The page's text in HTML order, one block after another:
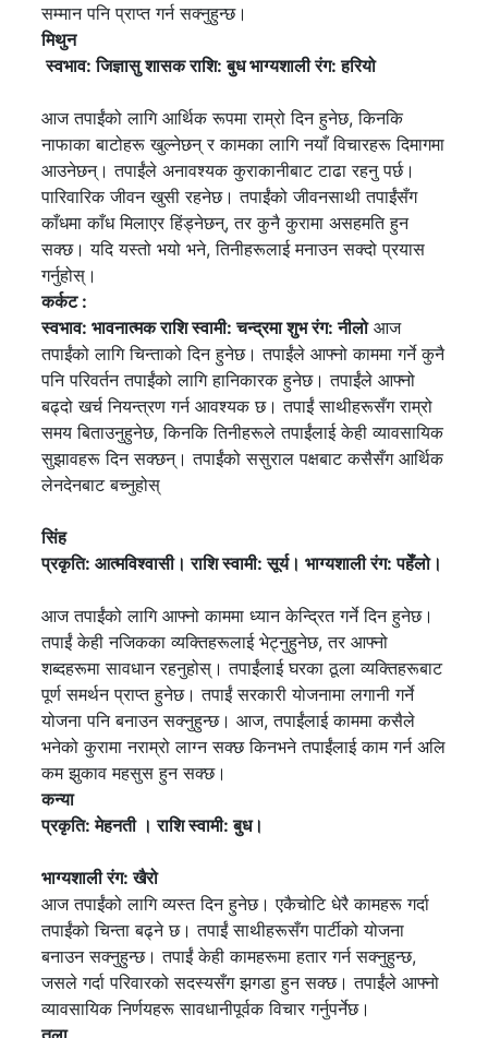
सम्मान पनि प्राप्त गर्न सक्नुहुन्छ।
मिथुन
स्वभाव: जिज्ञासु शासकराशि: बुधभाग्यशाली रंग: हरियो
आज तपाईंको लागि आर्थिक रूपमा राम्रो दिन हुनेछ, किनकि
नाफाका बाटोहरू खुल्नेछन् र कामका लागि नयाँ विचारहरू दिमागमा
आउनेछन्। तपाईंले अनावश्यक कुराकानीबाट टाढा रहनु पर्छ।
पारिवारिक जीवन खुसी रहनेछ। तपाईंको जीवनसाथी तपाईंसँग
काँधमा काँध मिलाएर हिंड्नेछन्, तर कुनै कुरामा असहमति हुन
सक्छ। यदि यस्तो भयो भने, तिनीहरूलाई मनाउन सक्दो प्रयास
गर्नुहोस्।
कर्कट :
स्वभाव: भावनात्मकराशि स्वामी: चन्द्रमाशुभ रंग: नीलोआज
तपाईंको लागि चिन्ताको दिन हुनेछ। तपाईंले आफ्नो काममा गर्ने कुनै
पनि परिवर्तन तपाईंको लागि हानिकारक हुनेछ। तपाईंले आफ्नो
बढ्दो खर्च नियन्त्रण गर्न आवश्यक छ। तपाईं साथीहरूसँग राम्रो
समय बिताउनुहुनेछ, किनकि तिनीहरूले तपाईंलाई केही व्यावसायिक
सुझावहरू दिन सक्छन्। तपाईंको ससुराल पक्षबाट कसैसँग आर्थिक
लेनदेनबाट बच्नुहोस्
सिंह
प्रकृति: आत्मविश्वासी। राशि स्वामी: सूर्य। भाग्यशाली रंग: पहेँलो।
आज तपाईंको लागि आफ्नो काममा ध्यान केन्द्रित गर्ने दिन हुनेछ।
तपाईं केही नजिकका व्यक्तिहरूलाई भेट्नुहुनेछ, तर आफ्नो
शब्दहरूमा सावधान रहनुहोस्। तपाईंलाई घरका ठूला व्यक्तिहरूबाट
पूर्ण समर्थन प्राप्त हुनेछ। तपाईं सरकारी योजनामा ​​लगानी गर्ने
योजना पनि बनाउन सक्नुहुन्छ। आज, तपाईंलाई काममा कसैले
भनेको कुरामा नराम्रो लाग्न सक्छ किनभने तपाईंलाई काम गर्न अलि
कम झुकाव महसुस हुन सक्छ।
कन्या
प्रकृति: मेहनती ।राशि स्वामी: बुध।
भाग्यशाली रंग: खैरो
आज तपाईंको लागि व्यस्त दिन हुनेछ। एकैचोटि धेरै कामहरू गर्दा
तपाईंको चिन्ता बढ्ने छ। तपाईं साथीहरूसँग पार्टीको योजना
बनाउन सक्नुहुन्छ। तपाईं केही कामहरूमा हतार गर्न सक्नुहुन्छ,
जसले गर्दा परिवारको सदस्यसँग झगडा हुन सक्छ। तपाईंले आफ्नो
व्यावसायिक निर्णयहरू सावधानीपूर्वक विचार गर्नुपर्नेछ।